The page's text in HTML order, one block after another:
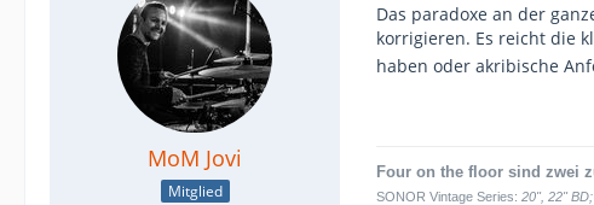
MoM Jovi
Mitglied
Das paradoxe an der
korrigieren. Es reicht die
haben oder akribische
Four on the floor sind zwei
SONOR Vintage Series: 20", 22"